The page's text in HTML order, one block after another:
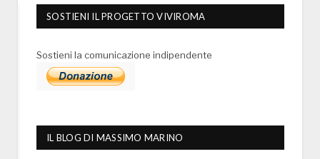
SOSTIENI IL PROGETTO VIVIROMA
Sostieni la comunicazione indipendente
IL BLOG DI MASSIMO MARINO